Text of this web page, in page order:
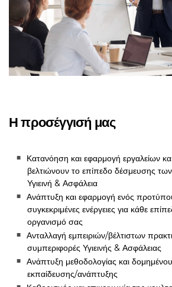
Η προσέγγισή μας
Κατανόηση και εφαρμογή εργαλείων
βελτιώνουν το επίπεδο δέσμευσης
Υγιεινή & Ασφάλεια
Ανάπτυξη και εφαρμογή ενός
συγκεκριμένες ενέργειες για κάθε
οργανισμό σας
Ανταλλαγή εμπειριών/βέλτιστων
συμπεριφορές Υγιεινής & Ασφάλειας
Ανάπτυξη μεθοδολογίας και
εκπαίδευσης/ανάπτυξης